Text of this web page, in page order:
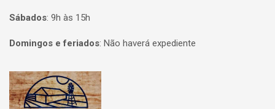
Sábados: 9h às 15h
Domingos e feriados: Não haverá expediente
Página inicial